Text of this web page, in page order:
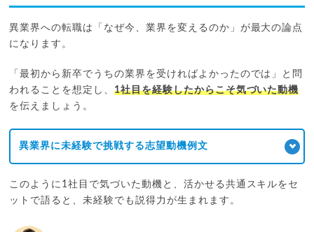
異業界への転職は「なぜ今、業界を変えるのか」が最大の論点
になります。
「最初から新卒でうちの業界を受ければよかったのでは」と問
われることを想定し、1社目を経験したからこそ気づいた動機
を伝えましょう。
異業界に未経験で挑戦する志望動機例文
このように1社目で気づいた動機と、活かせる共通スキルをセ
ットで語ると、未経験でも説得力が生まれます。